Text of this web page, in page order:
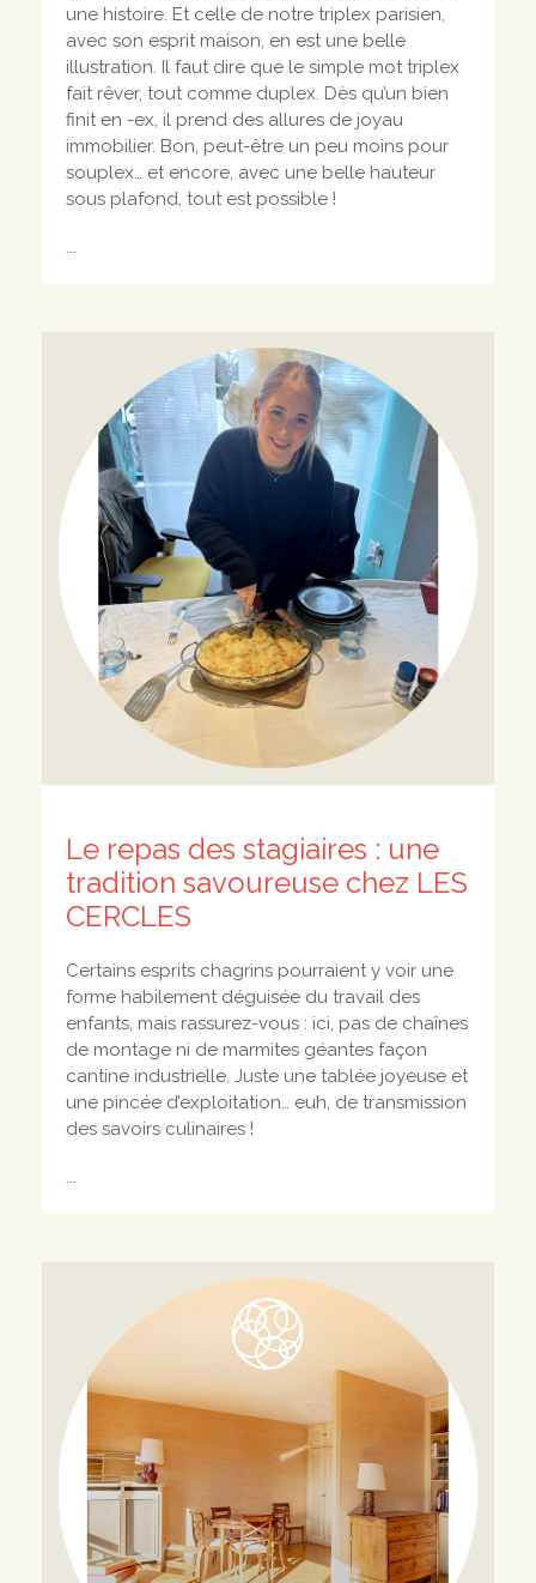
une histoire. Et celle de notre triplex parisien,
avec son esprit maison, en est une belle
illustration. Il faut dire que le simple mot triplex
fait rêver, tout comme duplex. Dès qu’un bien
finit en -ex, il prend des allures de joyau
immobilier. Bon, peut-être un peu moins pour
souplex… et encore, avec une belle hauteur
sous plafond, tout est possible !
...
Le repas des stagiaires : une
tradition savoureuse chez LES
CERCLES
Certains esprits chagrins pourraient y voir une
forme habilement déguisée du travail des
enfants, mais rassurez-vous : ici, pas de chaînes
de montage ni de marmites géantes façon
cantine industrielle. Juste une tablée joyeuse et
une pincée d’exploitation… euh, de transmission
des savoirs culinaires !
...